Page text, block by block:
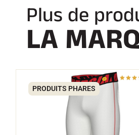
Plus de
LA
PRODUITS PHARES